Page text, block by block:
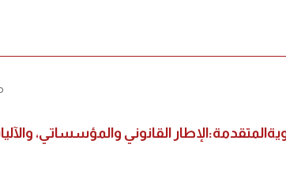
القانوني والمؤسساتي،